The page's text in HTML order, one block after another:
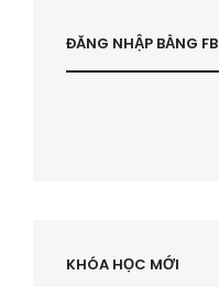
VIỆN
BẤT
ĐỘNG
ĐĂNG NHẬP BẰNG FB
KHÓA HỌC MỚI